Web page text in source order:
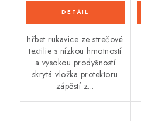
hřbet rukavice ze strečové
textilie s nízkou hmotností
a vysokou prodyšností
skrytá vložka protektoru
zápěstí z...